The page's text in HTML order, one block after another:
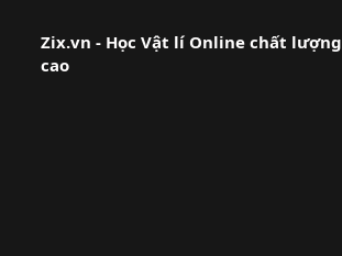
Zix.vn - Học Vật lí Online chất lượng
cao